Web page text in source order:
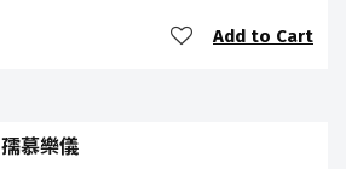
Add to Cart
孺慕樂儀